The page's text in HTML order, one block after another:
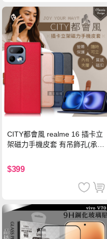
CITY都會風 realme 16 插卡立
架磁力手機皮套 有吊飾孔(承諾
$399